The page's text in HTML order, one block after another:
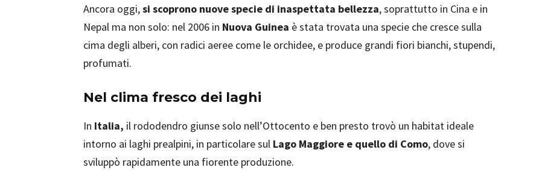
Ancora oggi,si scoprono nuove specie di inaspettata bellezza, soprattutto in Cina e in
Nepal ma non solo: nel 2006 in Nuova Guinea è stata trovata una specie che cresce sulla
cima degli alberi, con radici aeree come le orchidee, e produce grandi fiori bianchi, stupendi,
profumati.
Nel clima fresco dei laghi
In Italia, il rododendro giunse solo nell’Ottocento e ben presto trovò un habitat ideale
intorno ai laghi prealpini, in particolare sul Lago Maggiore e quello di Como, dove si
sviluppò rapidamente una fiorente produzione.